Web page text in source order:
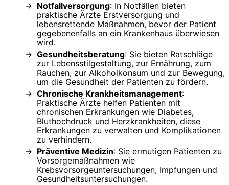
Notfallversorgung: In Notfällen bieten
praktische Ärzte Erstversorgung und
lebensrettende Maßnahmen, bevor der Patient
gegebenenfalls an ein Krankenhaus überwiesen
wird.
Gesundheitsberatung: Sie bieten Ratschläge
zur Lebensstilgestaltung, zur Ernährung, zum
Rauchen, zur Alkoholkonsum und zur Bewegung,
um die Gesundheit der Patienten zu fördern.
Chronische Krankheitsmanagement:
Praktische Ärzte helfen Patienten mit
chronischen Erkrankungen wie Diabetes,
Bluthochdruck und Herzkrankheiten, diese
Erkrankungen zu verwalten und Komplikationen
zu verhindern.
Präventive Medizin: Sie ermutigen Patienten zu
Vorsorgemaßnahmen wie
Krebsvorsorgeuntersuchungen, Impfungen und
Gesundheitsuntersuchungen.